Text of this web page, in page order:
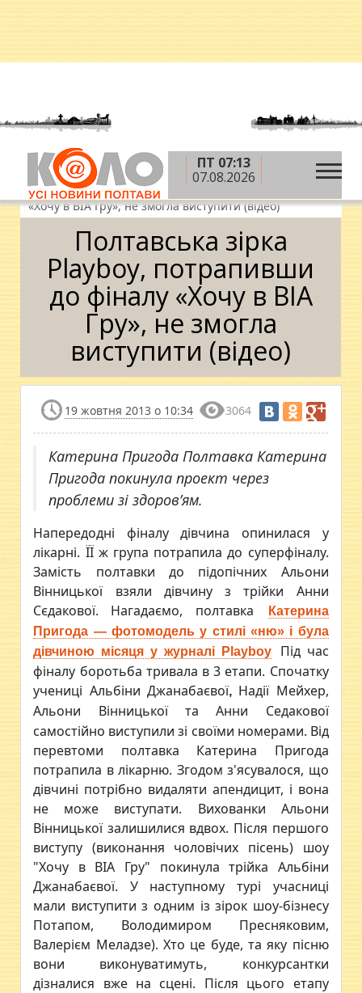
ПТ 07:13
07.08.2026
Головна » Полтавці в українських шоу
»Полтавська зірка Playboy, потрапивши до фіналу
«Хочу в ВІА Гру», не змогла виступити (відео)
Полтавська зірка
Playboy, потрапивши
до фіналу «Хочу в ВІА
Гру», не змогла
виступити (відео)
19 жовтня 2013 о 10:34 3064
Катерина Пригода Полтавка Катерина
Пригода покинула проект через
проблеми зі здоров’ям.
Напередодні фіналу дівчина опинилася у
лікарні. ЇЇ ж група потрапила до суперфіналу.
Замість полтавки до підопічних Альони
Вінницької взяли дівчину з трійки Анни
Сєдакової. Нагадаємо, полтавка
Катерина
Пригода — фотомодель у стилі «ню» і була
дівчиною місяця у журналі Playboy
Під час
фіналу боротьба тривала в 3 етапи. Спочатку
учениці Альбіни Джанабаєвої, Надії Мейхер,
Альони Вінницької
та
Анни Седакової
самостійно виступили зі своїми номерами. Від
перевтоми полтавка Катерина Пригода
потрапила в лікарню. Згодом з'ясувалося, що
дівчині потрібно видаляти апендицит, і вона
не може виступати. Вихованки Альони
Вінницької залишилися вдвох. Після першого
виступу (виконання чоловічих пісень) шоу
"Хочу в ВІА Гру" покинула трійка Альбіни
Джанабаєвої. У наступному турі учасниці
мали виступити з одним із зірок шоу-бізнесу
Потапом, Володимиром Пресняковим,
Валерієм Меладзе). Хто це буде, та яку пісню
вони виконуватимуть, конкурсантки
дізналися вже на сцені. Після цього етапу